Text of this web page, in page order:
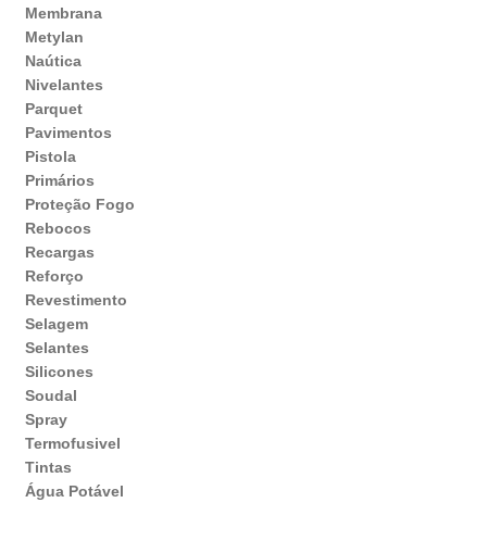
Membrana
Metylan
Naútica
Nivelantes
Parquet
Pavimentos
Pistola
Primários
Proteção Fogo
Rebocos
Recargas
Reforço
Revestimento
Selagem
Selantes
Silicones
Soudal
Spray
Termofusivel
Tintas
Água Potável